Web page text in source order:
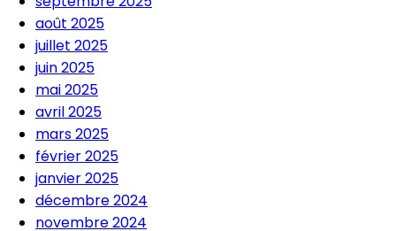
août 2025
juillet 2025
juin 2025
mai 2025
avril 2025
mars 2025
février 2025
janvier 2025
décembre 2024
novembre 2024